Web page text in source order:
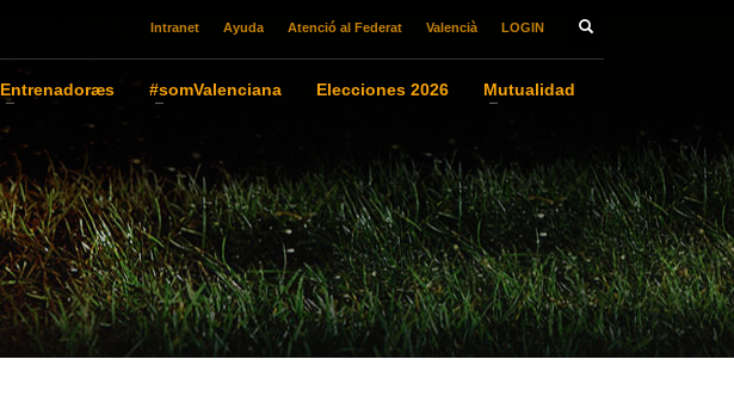
Intranet Ayuda Atenció al Federat Valencià LOGIN
Entrenadoræs #somValenciana Elecciones 2026
Mutualidad